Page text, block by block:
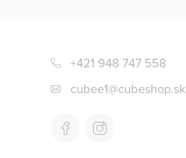
+421 948 747 558
cubee1@cubeshop.sk